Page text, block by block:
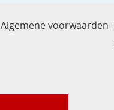
Algemene voorwaarden